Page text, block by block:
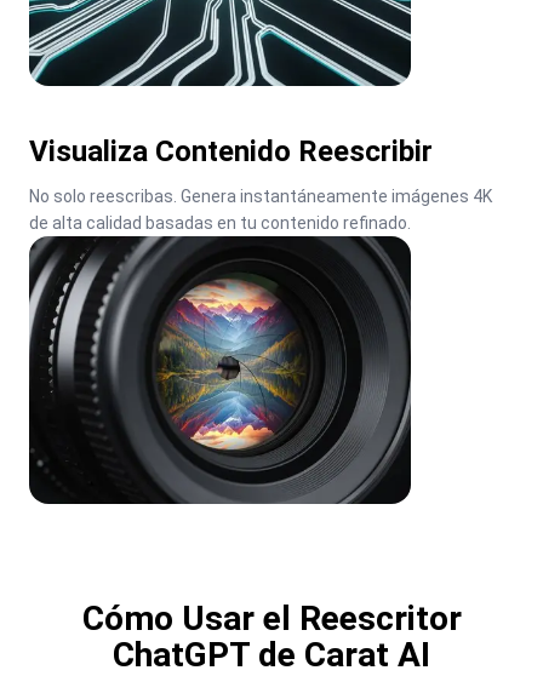
Visualiza Contenido Reescribir
No solo reescribas. Genera instantáneamente imágenes 4K
de alta calidad basadas en tu contenido refinado.
Cómo Usar el Reescritor
ChatGPT de Carat AI